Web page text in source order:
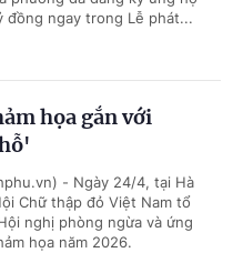
đồng ngay trong Lễ phát...
họa gắn với
- Ngày 24/4, tại Hà
Chữ thập đỏ Việt Nam tổ
nghị phòng ngừa và ứng
họa năm 2026.